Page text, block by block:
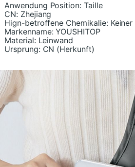
Anwendung Position: Taille
CN: Zhejiang
Hign-betroffene Chemikalie: Keiner
Markenname: YOUSHITOP
Material: Leinwand
Ursprung: CN (Herkunft)